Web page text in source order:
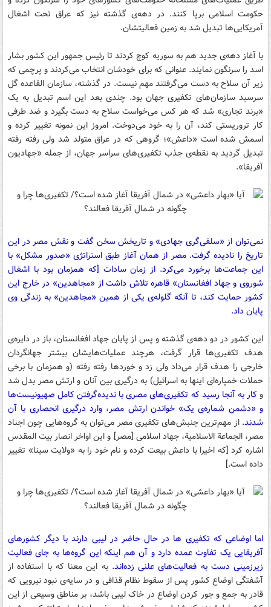
حکومت اسلامی برپا کنند. در دهه‌ی گذشته نیز که عراق تحت اشغال
آمریکایی‌ها تبدیل شد به زمین فعالیتشان.
با آغاز دهه‌ی جدید هم به سوریه کوچ کردند تا رئیس جمهور این کشور بشار
اسد را سرنگون نمایند. عنوانی که برای خودشان انتخاب می‌کردند و پرچمی که
زیر آن سلاح به دست می‌گرفتند مهم نیست. در گذشته، سازمان القاعده گل
سرسبد سازمان‌های تکفیری جهان بود. چندی بعد این اسم تبدیل به یک
«برند تجاری» شد که هر کس می‌‌خواست سلاح به دست بگیرد و ضد طرفی
کار تروریستی کند، آن را به خود می‌دوخت. امروز این نمونه تغییر کرده و
اسمش شده است «داعش»؛ گروهی که در عراق متولد شد ولی رفته رفته
تبدیل گردید به نقطه‌ی جذب تکفیری‌های سراسر جهان، از جمله «جهادیون
آفریقا».
نمی‌توان از «سلفی‌گری جهادی» و تاریخش سخن گفت و نقش مصر در این
تاریخ را نادیده گرفت. مصر از همان آغاز طبق استراتژی «صدور مشکل» با
این جماعت‌ها برخورد می‌کرد. از زمان سادات [که همزمان بود با اشغال
شوروی و جهاد افغانستان» قاهره تلاش داشت از «مجاهدین» در خارج این
کشور حمایت کند، تا آنکه گلوله‌ی یکی از همین «مجاهدین» به زندگی وی
پایان داد.
این کشور در دو دهه‌‌ی گذشته و پس از پایان جهاد افغانستان، باز در دایره‌ی
هدف تکفیری‌ها قرار گرفت، هرچند عملیات‌هایشان بیشتر جهانگردان
خارجی را هدف قرار می‌داد ولی زد و خوردها رفته رفته (و همزمان با برخی
حملات خمپاره‌ای اینها به اسرائیل) به درگیری بین آنان و ارتش مصر بدل شد
و کار به آنجا رسید که تکفیر‌ی‌های مصری با ندیده‌گرفتن کامل صهیونیست‌ها
و «دشمن شماره‌ی یک» خواندن ارتش مصر، وارد درگیری انحصاری با آن
شدند. از مهم‌ترین جنبش‌های تکفیری مصر می‌توان به گروه‌هایی چون اجناد
مصر، الجماعة الاسلامیة، جهاد اسلامی [مصر] و این اواخر انصار بیت المقدس
اشاره کرد [که اخیرا با داعش بیعت کرده و نام خود را به «ولایت سینا» تغییر
داده است.]
اما اوضاعی که تکفیری ها در حال حاضر در لیبی دارند با دیگر کشورهای
آفریقایی یک تفاوت عمده دارد و آن هم اینکه این گروه‌ها به جای فعالیت
زیرزمینی دست به فعالیت‌های علنی زده‌اند. به این معنا که با استفاده از
آشفتگی اوضاع کشور پس از سقوط نظام قذافی و در سایه‌ی نبود نیرویی که
قادر به جمع و جور کردن اوضاع در خاک لیبی باشد، بر مناطق وسیعی از این